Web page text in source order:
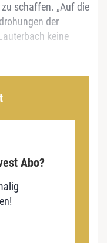
schaffen. „Auf die
der
keine
Abo?